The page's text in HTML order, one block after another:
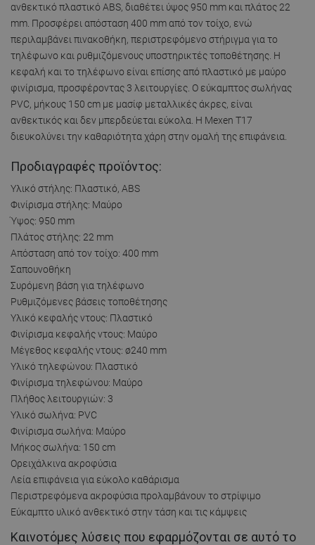
ανθεκτικό πλαστικό ABS, διαθέτει ύψος 950 mm και πλάτος 22
mm. Προσφέρει απόσταση 400 mm από τον τοίχο, ενώ
περιλαμβάνει πινακοθήκη, περιστρεφόμενο στήριγμα για το
τηλέφωνο και ρυθμιζόμενους υποστηρικτές τοποθέτησης. Η
κεφαλή και το τηλέφωνο είναι επίσης από πλαστικό με μαύρο
φινίρισμα, προσφέροντας 3 λειτουργίες. Ο εύκαμπτος σωλήνας
PVC, μήκους 150 cm με μασίφ μεταλλικές άκρες, είναι
ανθεκτικός και δεν μπερδεύεται εύκολα. Η Mexen T17
διευκολύνει την καθαριότητα χάρη στην ομαλή της επιφάνεια.
Προδιαγραφές προϊόντος:
Υλικό στήλης: Πλαστικό, ABS
Φινίρισμα στήλης: Μαύρο
Ύψος: 950 mm
Πλάτος στήλης: 22 mm
Απόσταση από τον τοίχο: 400 mm
Σαπουνοθήκη
Συρόμενη βάση για τηλέφωνο
Ρυθμιζόμενες βάσεις τοποθέτησης
Υλικό κεφαλής ντους: Πλαστικό
Φινίρισμα κεφαλής ντους: Μαύρο
Μέγεθος κεφαλής ντους: ø240 mm
Υλικό τηλεφώνου: Πλαστικό
Φινίρισμα τηλεφώνου: Μαύρο
Πλήθος λειτουργιών: 3
Υλικό σωλήνα: PVC
Φινίρισμα σωλήνα: Μαύρο
Μήκος σωλήνα: 150 cm
Ορειχάλκινα ακροφύσια
Λεία επιφάνεια για εύκολο καθάρισμα
Περιστρεφόμενα ακροφύσια προλαμβάνουν το στρίψιμο
Εύκαμπτο υλικό ανθεκτικό στην τάση και τις κάμψεις
Καινοτόμες λύσεις που εφαρμόζονται σε αυτό το